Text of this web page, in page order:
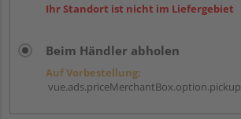
Ihr Standort ist nicht im Liefergebiet
Beim Händler abholen
Auf Vorbestellung: